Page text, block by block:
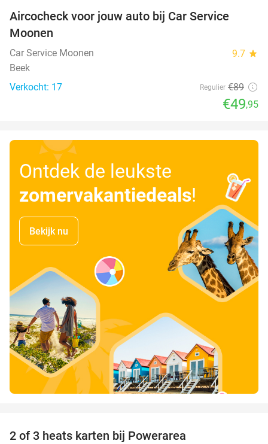
Aircocheck voor jouw auto bij Car Service
Moonen
Car Service Moonen 9.7 star
Beek
Verkocht: 17
Regulier €89
€49,95
Ontdek de leukste
zomervakantiedeals!
Bekijk nu
2 of 3 heats karten bij Powerarea